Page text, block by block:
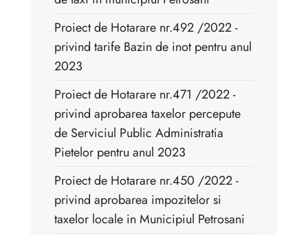
Proiect de Hotarare nr.492 /2022 -
privind tarife Bazin de inot pentru anul
2023
Proiect de Hotarare nr.471 /2022 -
privind aprobarea taxelor percepute
de Serviciul Public Administratia
Pietelor pentru anul 2023
Proiect de Hotarare nr.450 /2022 -
privind aprobarea impozitelor si
taxelor locale in Municipiul Petrosani